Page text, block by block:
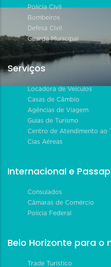
Polícia Civil
Bombeiros
Defesa Civil
Guarda Municipal
Serviços
Locadora de Veículos
Casas de Câmbio
Agências de Viagem
Guias de Turismo
Centro de Atendimento ao
Cias Aéreas
Internacional e
Consulados
Câmaras de Comércio
Polícia Federal
Belo Horizonte para o
Trade Turístico